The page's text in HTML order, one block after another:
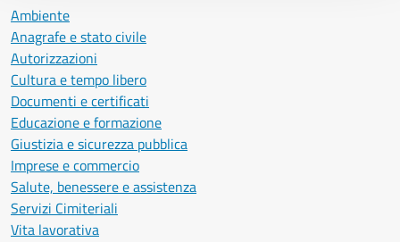
Ambiente
Anagrafe e stato civile
Autorizzazioni
Cultura e tempo libero
Documenti e certificati
Educazione e formazione
Giustizia e sicurezza pubblica
Imprese e commercio
Salute, benessere e assistenza
Servizi Cimiteriali
Vita lavorativa